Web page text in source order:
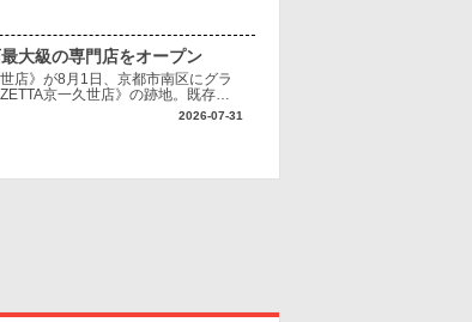
大級の専門店をオープン
店》が8月1日、京都市南区にグラ
京一久世店》の跡地。既存施
。 《クレーンプラネット 久世2026-07-31